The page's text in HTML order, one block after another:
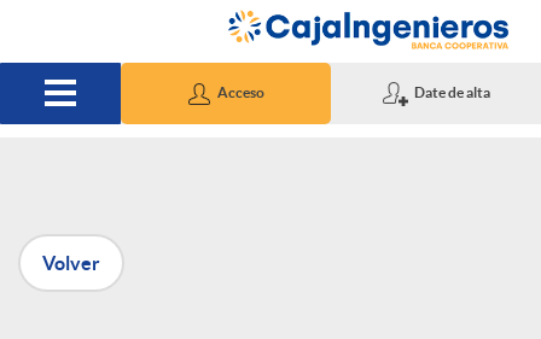
Saltar al contenido principal
Acceso Date de alta
P
u
Volver